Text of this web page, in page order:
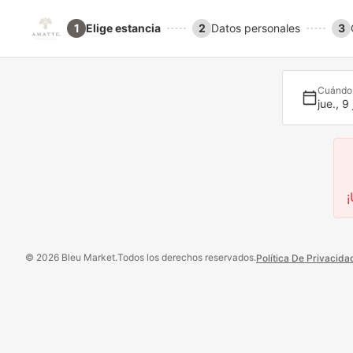
1 Elige estancia 2 Datos personales 3
Cuándo
jue.,
© 2026 Bleu Market.Todos los derechos reservados.Política De